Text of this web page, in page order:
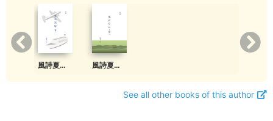
風詩夏伝・巻1ー背表紙修正版 風詩夏伝・巻2
See all other books of this author